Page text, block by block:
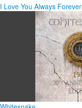
I Love You Always